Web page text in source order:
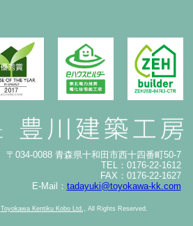
〒034-0088 青森県十和田市西十四番町50-7
TEL：0176-22-1612
FAX：0176-22-1627
E-Mail： tadayuki@toyokawa-kk.com
Toyokawa Kentiku Kobo Ltd., All Rights Reserved.